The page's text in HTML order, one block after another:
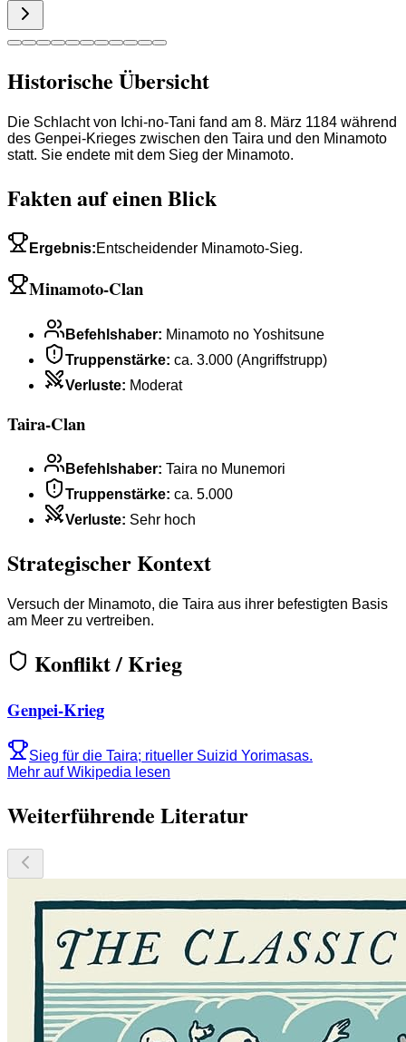
Historische Übersicht
Die Schlacht von Ichi-no-Tani fand am 8. März 1184 während
des Genpei-Krieges zwischen den Taira und den Minamoto
statt. Sie endete mit dem Sieg der Minamoto.
Fakten auf einen Blick
Ergebnis:Entscheidender Minamoto-Sieg.
Minamoto-Clan
Befehlshaber: Minamoto no Yoshitsune
Truppenstärke: ca. 3.000 (Angriffstrupp)
Verluste: Moderat
Taira-Clan
Befehlshaber: Taira no Munemori
Truppenstärke: ca. 5.000
Verluste: Sehr hoch
Strategischer Kontext
Versuch der Minamoto, die Taira aus ihrer befestigten Basis
am Meer zu vertreiben.
Konflikt / Krieg
Genpei-Krieg
Sieg für die Taira; ritueller Suizid Yorimasas.
Mehr auf Wikipedia lesen
Weiterführende Literatur